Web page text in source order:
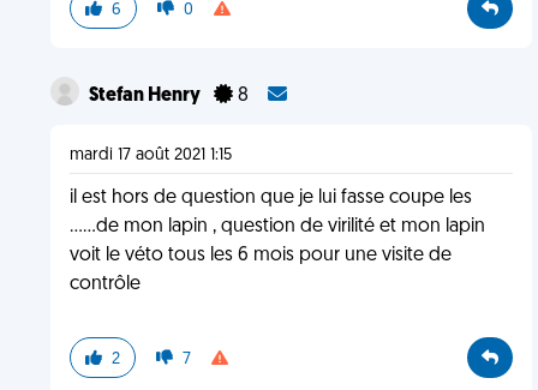
6 0
Stefan Henry 8
mardi 17 août 2021 1:15
il est hors de question que je lui fasse coupe les
......de mon lapin , question de virilité et mon lapin
voit le véto tous les 6 mois pour une visite de
contrôle
2 7